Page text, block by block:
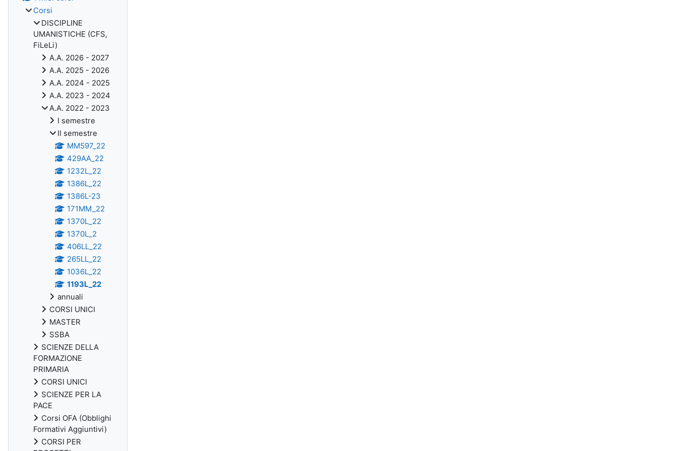
Corsi
DISCIPLINE
UMANISTICHE (CFS,
FiLeLi)
A.A. 2026 - 2027
A.A. 2025 - 2026
A.A. 2024 - 2025
A.A. 2023 - 2024
A.A. 2022 - 2023
I semestre
II semestre
MM597_22
429AA_22
1232L_22
1386L_22
1386L-23
171MM_22
1370L_22
1370L_2
406LL_22
265LL_22
1036L_22
1193L_22
annuali
CORSI UNICI
MASTER
SSBA
SCIENZE DELLA
FORMAZIONE
PRIMARIA
CORSI UNICI
SCIENZE PER LA
PACE
Corsi OFA (Obblighi
Formativi Aggiuntivi)
CORSI PER